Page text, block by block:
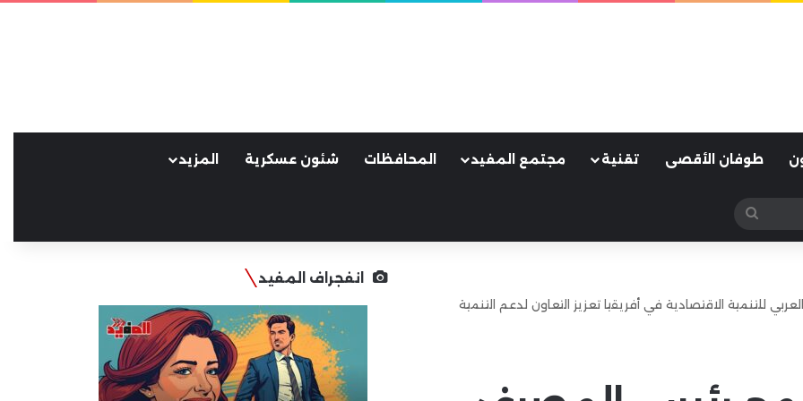
طوفان الأقصى تقنية مجتمع المفيد المحافظات شئون عسكرية المزيد
بحث
عن
للتنمية الاقتصادية في أفريقيا تعزيز التعاون لدعم التنمية
انفجراف المفيد